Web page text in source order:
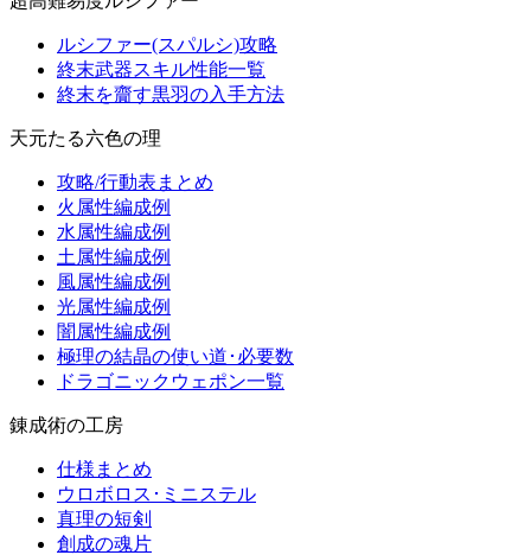
ルシファー(スパルシ)攻略
終末武器スキル性能一覧
終末を齎す黒羽の入手方法
天元たる六色の理
攻略/行動表まとめ
火属性編成例
水属性編成例
土属性編成例
風属性編成例
光属性編成例
闇属性編成例
極理の結晶の使い道･必要数
ドラゴニックウェポン一覧
錬成術の工房
仕様まとめ
ウロボロス･ミニステル
真理の短剣
創成の魂片